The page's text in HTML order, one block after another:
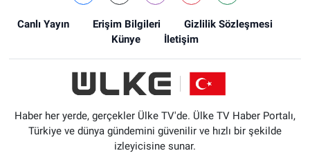
Canlı Yayın Erişim Bilgileri
Gizlilik Sözleşmesi
Künye
İletişim
Haber her yerde, gerçekler Ülke TV'de. Ülke TV Haber Portalı,
Türkiye ve dünya gündemini güvenilir ve hızlı bir şekilde
izleyicisine sunar.